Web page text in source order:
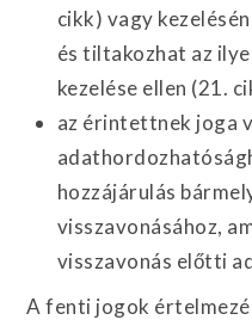
cikk) vagy
és tiltakozhat az
kezelése ellen (21.
az érintettnek joga
hozzájárulás
visszavonásához,
visszavonás előtti
A fenti jogok